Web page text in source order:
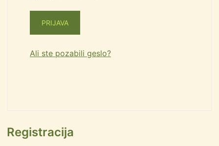
PRIJAVA
Ali ste pozabili geslo?
Registracija